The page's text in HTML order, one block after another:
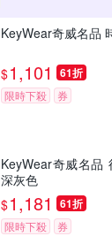
KeyWear奇威名品
$1,101 61折
限時下殺 券
KeyWear奇威名品
深灰色
$1,181 61折
限時下殺 券